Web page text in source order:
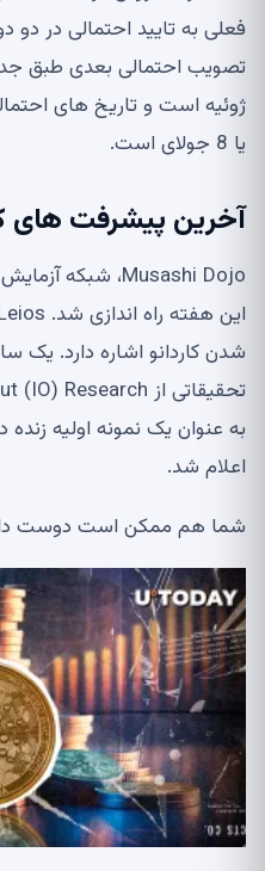
فعلی به تایید احتمالی در دو
یا 8 جولای است.
آخرین پیشرفت های
به عنوان یک نمونه اولیه
اعلام شد.
شما هم ممکن است دوست